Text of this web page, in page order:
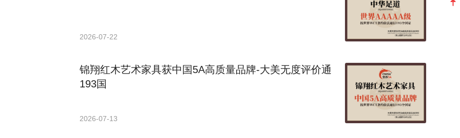
2026-07-22
锦翔红木艺术家具获中国5A高质量品牌-大美无度评价通
193国
2026-07-13